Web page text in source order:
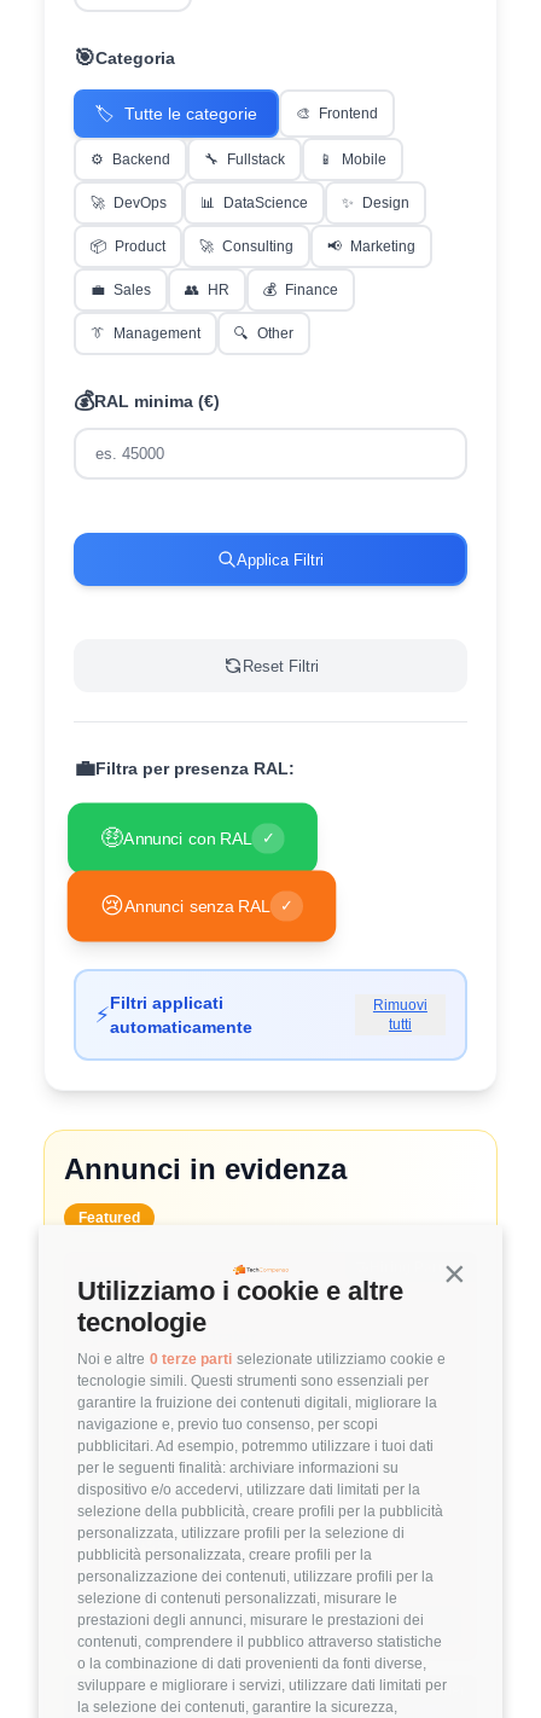
Continua
Utilizziamo i cookie e altre
tecnologie
Noi e altre 0 terze parti selezionate utilizziamo cookie e
tecnologie simili. Questi strumenti sono essenziali per
garantire la fruizione dei contenuti digitali, migliorare la
navigazione e, previo tuo consenso, per scopi
pubblicitari. Ad esempio, potremmo utilizzare i tuoi dati
per le seguenti finalità: archiviare informazioni su
dispositivo e/o accedervi, utilizzare dati limitati per la
selezione della pubblicità, creare profili per la pubblicità
personalizzata, utilizzare profili per la selezione di
pubblicità personalizzata, creare profili per la
personalizzazione dei contenuti, utilizzare profili per la
selezione di contenuti personalizzati, misurare le
prestazioni degli annunci, misurare le prestazioni dei
contenuti, comprendere il pubblico attraverso statistiche
o la combinazione di dati provenienti da fonti diverse,
sviluppare e migliorare i servizi, utilizzare dati limitati per
la selezione dei contenuti, garantire la sicurezza,
🎯Categoria
🏷️ Tutte le categorie 🎨 Frontend
⚙️ Backend 🔧 Fullstack 📱 Mobile
🚀 DevOps 📊 DataScience ✨ Design
📦 Product 🚀 Consulting 📢 Marketing
💼 Sales 👥 HR 💰 Finance
👔 Management 🔍 Other
💰RAL minima (€)
Applica Filtri
Reset Filtri
💼Filtra per presenza RAL:
🤑Annunci con RAL ✓
😢Annunci senza RAL ✓
⚡Filtri applicati
automaticamente
Rimuovi
tutti
Annunci in evidenza
Featured
Hiring Partner
System Administrator
🏢 Clutch
💰 ~ 50.000€ - 60.000€ all'anno
📍 Milano 🏢 Ibrido💼 Middle/Senior
🚀 DevOps
Linux VMware
Dettagli ➡️
Hiring Partner